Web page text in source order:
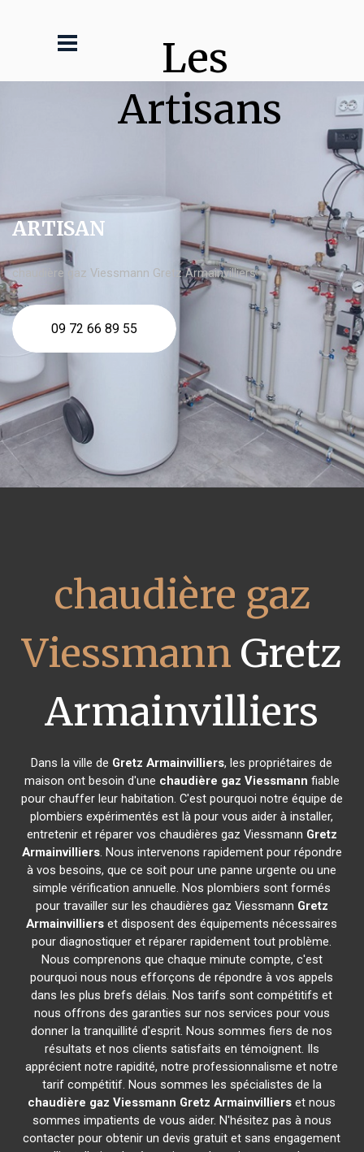
Les
Artisans
ARTISAN
chaudière gaz Viessmann Gretz Armainvilliers
09 72 66 89 55
chaudière gaz
Viessmann Gretz
Armainvilliers
Dans la ville de Gretz Armainvilliers, les propriétaires de
maison ont besoin d'une chaudière gaz Viessmann fiable
pour chauffer leur habitation. C'est pourquoi notre équipe de
plombiers expérimentés est là pour vous aider à installer,
entretenir et réparer vos chaudières gaz Viessmann Gretz
Armainvilliers. Nous intervenons rapidement pour répondre
à vos besoins, que ce soit pour une panne urgente ou une
simple vérification annuelle. Nos plombiers sont formés
pour travailler sur les chaudières gaz Viessmann Gretz
Armainvilliers et disposent des équipements nécessaires
pour diagnostiquer et réparer rapidement tout problème.
Nous comprenons que chaque minute compte, c'est
pourquoi nous nous efforçons de répondre à vos appels
dans les plus brefs délais. Nos tarifs sont compétitifs et
nous offrons des garanties sur nos services pour vous
donner la tranquillité d'esprit. Nous sommes fiers de nos
résultats et nos clients satisfaits en témoignent. Ils
apprécient notre rapidité, notre professionnalisme et notre
tarif compétitif. Nous sommes les spécialistes de la
chaudière gaz Viessmann Gretz Armainvilliers et nous
sommes impatients de vous aider. N'hésitez pas à nous
contacter pour obtenir un devis gratuit et sans engagement